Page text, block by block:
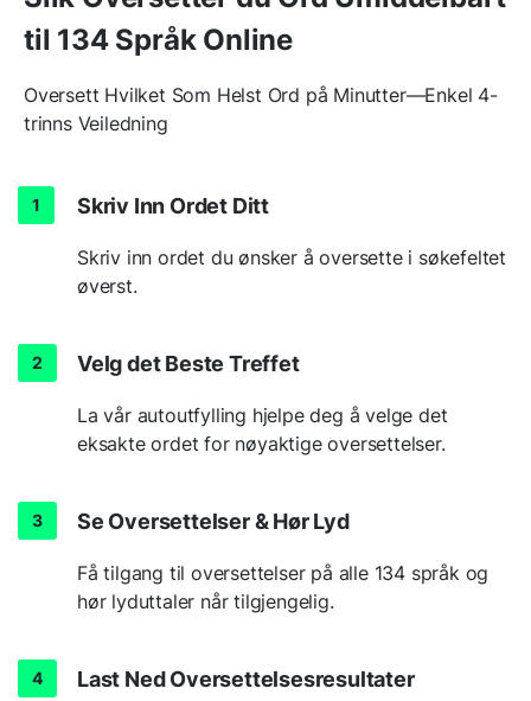
til 134 Språk Online
Oversett Hvilket Som Helst Ord på Minutter—Enkel 4-
trinns Veiledning
Skriv Inn Ordet Ditt
Skriv inn ordet du ønsker å oversette i søkefeltet
øverst.
Velg det Beste Treffet
La vår autoutfylling hjelpe deg å velge det
eksakte ordet for nøyaktige oversettelser.
Se Oversettelser & Hør Lyd
Få tilgang til oversettelser på alle 134 språk og
hør lyduttaler når tilgjengelig.
Last Ned Oversettelsesresultater